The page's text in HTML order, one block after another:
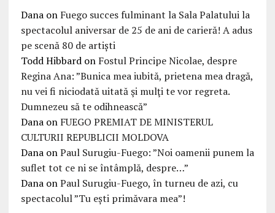
Danaon Fuego succes fulminant la Sala Palatului la
spectacolul aniversar de 25 de ani de carieră! A adus
pe scenă 80 de artiști
Todd Hibbardon Fostul Principe Nicolae, despre
Regina Ana: ”Bunica mea iubită, prietena mea dragă,
nu vei fi niciodată uitată şi mulţi te vor regreta.
Dumnezeu să te odihnească”
Danaon FUEGO PREMIAT DE MINISTERUL
CULTURII REPUBLICII MOLDOVA
DanaonPaul Surugiu-Fuego: ”Noi oamenii punem la
suflet tot ce ni se întâmplă, despre…”
DanaonPaul Surugiu-Fuego, în turneu de azi, cu
spectacolul ”Tu ești primăvara mea”!